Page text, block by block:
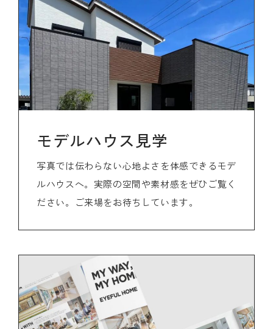
モデルハウス見学
写真では伝わらない心地よさを体感できるモデ
ルハウスへ。実際の空間や素材感をぜひご覧く
ださい。ご来場をお待ちしています。